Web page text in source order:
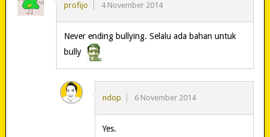
profijo 4 November 2014
Never ending bullying. Selalu ada bahan untuk
bully
ndop 6 November 2014
Yes.